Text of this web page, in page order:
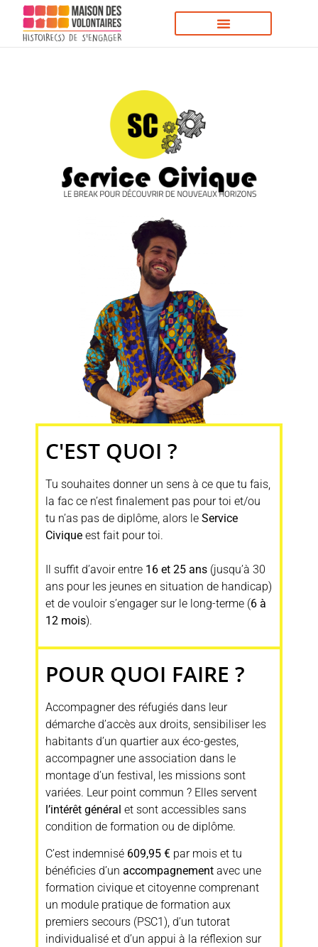
C'EST QUOI ?
Tu souhaites donner un sens à ce que tu fais,
la fac ce n’est finalement pas pour toi et/ou
tu n’as pas de diplôme, alors le Service
Civique est fait pour toi.
Il suffit d’avoir entre 16 et 25 ans (jusqu’à 30
ans pour les jeunes en situation de handicap)
et de vouloir s’engager sur le long-terme (6 à
12 mois).
POUR QUOI FAIRE ?
Accompagner des réfugiés dans leur
démarche d’accès aux droits, sensibiliser les
habitants d’un quartier aux éco-gestes,
accompagner une association dans le
montage d’un festival, les missions sont
variées. Leur point commun ? Elles servent
l’intérêt général et sont accessibles sans
condition de formation ou de diplôme.
C’est indemnisé 609,95 € par mois et tu
bénéficies d’un accompagnement avec une
formation civique et citoyenne comprenant
un module pratique de formation aux
premiers secours (PSC1), d’un tutorat
individualisé et d’un appui à la réflexion sur